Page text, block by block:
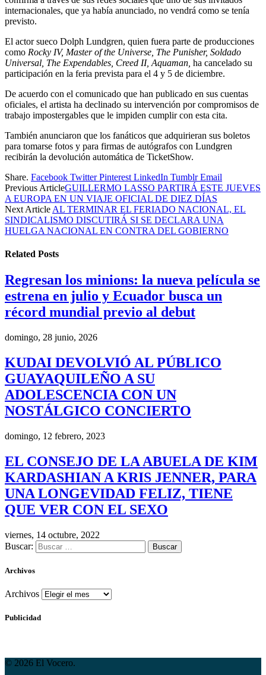
internacionales, que ya había anunciado, no vendrá como se tenía
previsto.
El actor sueco Dolph Lundgren, quien fuera parte de producciones
como Rocky IV, Master of the Universe, The Punisher, Soldado
Universal, The Expendables, Creed II, Aquaman, ha cancelado su
participación en la feria prevista para el 4 y 5 de diciembre.
De acuerdo con el comunicado que han publicado en sus cuentas
oficiales, el artista ha declinado su intervención por compromisos de
trabajo impostergables que le impiden cumplir con esta cita.
También anunciaron que los fanáticos que adquirieran sus boletos
para tomarse fotos y para firmas de autógrafos con Lundgren
recibirán la devolución automática de TicketShow.
Share. Facebook Twitter Pinterest LinkedIn Tumblr Email
Previous ArticleGUILLERMO LASSO PARTIRÁ ESTE JUEVES
A EUROPA EN UN VIAJE OFICIAL DE DIEZ DÍAS
Next Article AL TERMINAR EL FERIADO NACIONAL, EL
SINDICALISMO DISCUTIRÁ SI SE DECLARA UNA
HUELGA NACIONAL EN CONTRA DEL GOBIERNO
Related Posts
Regresan los minions: la nueva película se
estrena en julio y Ecuador busca un
récord mundial previo al debut
domingo, 28 junio, 2026
KUDAI DEVOLVIÓ AL PÚBLICO
GUAYAQUILEÑO A SU
ADOLESCENCIA CON UN
NOSTÁLGICO CONCIERTO
domingo, 12 febrero, 2023
EL CONSEJO DE LA ABUELA DE KIM
KARDASHIAN A KRIS JENNER, PARA
UNA LONGEVIDAD FELIZ, TIENE
QUE VER CON EL SEXO
viernes, 14 octubre, 2022
Buscar:
Archivos
Archivos
Publicidad
© 2026 El Vocero.